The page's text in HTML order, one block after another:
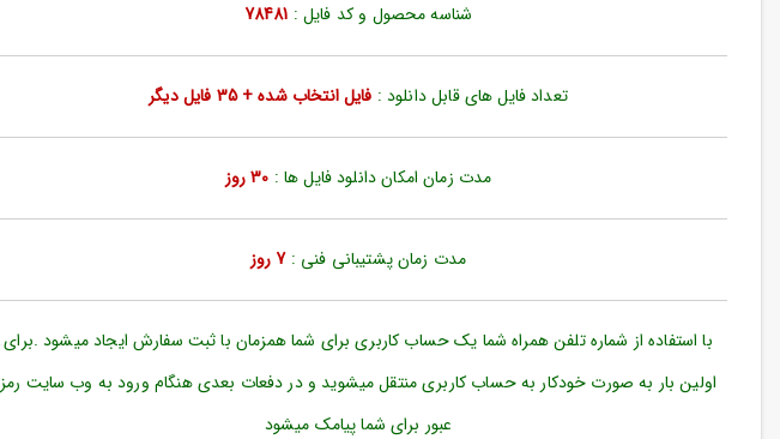
کاربری
ثبت
بازیابی
رمز
شناسه محصول و کد فایل : 78481
تعداد فایل های قابل دانلود : فایل انتخاب شده + 35 فایل دیگر
مدت زمان امکان دانلود فایل ها : 30 روز
مدت زمان پشتیبانی فنی :7 روز
با استفاده از شماره تلفن همراه شما یک حساب کاربری برای شما همزمان با ثبت سفارش ایجاد میشود .برای
اولین بار به صورت خودکار به حساب کاربری منتقل میشوید و در دفعات بعدی هنگام ورود به وب سایت رمز
عبور برای شما پیامک میشود